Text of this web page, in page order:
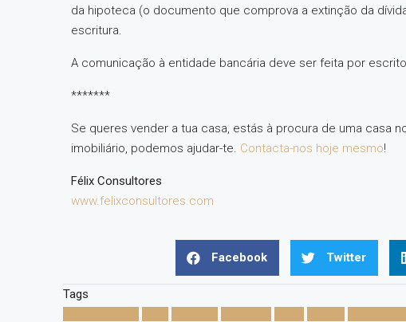
da hipoteca (o documento que comprova a extinção da
escritura.
A comunicação à entidade bancária deve ser feita por
*******
Se queres vender a tua casa, estás à procura de uma casa
imobiliário, podemos ajudar-te. Contacta-nos hoje mesmo!
Félix Consultores
www.felixconsultores.com
Facebook Twitter
Tags